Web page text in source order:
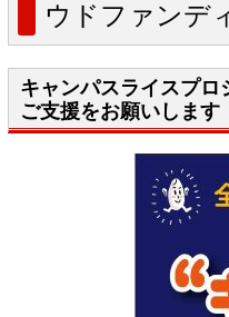
ウドファンデ
キャンパスライスプ
ご支援をお願いします